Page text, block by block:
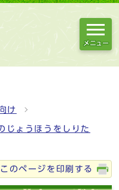
メニュー
け
じょうほうをしりた
このページを印刷する